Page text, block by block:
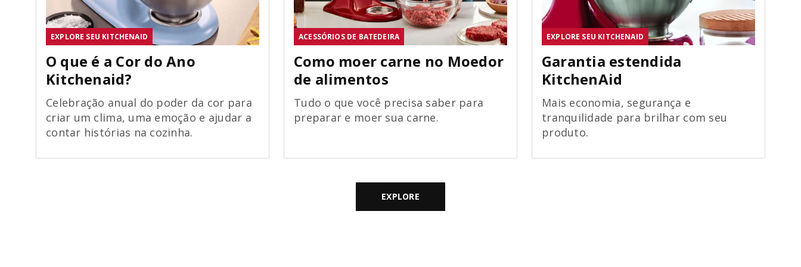
EXPLORE SEU KITCHENAID
O que é a Cor do Ano
Kitchenaid?
Celebração anual do poder da cor para
criar um clima, uma emoção e ajudar a
contar histórias na cozinha.
ACESSÓRIOS DE BATEDEIRA
Como moer carne no Moedor
de alimentos
Tudo o que você precisa saber para
preparar e moer sua carne.
EXPLORE SEU KITCHENAID
Garantia estendida
KitchenAid
Mais economia, segurança e
tranquilidade para brilhar com seu
produto.
EXPLORE